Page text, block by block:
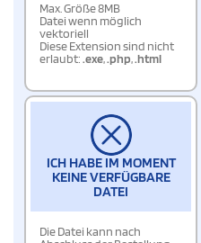
Max. Größe 8MB
Datei wenn möglich
vektoriell
Diese Extension sind nicht
erlaubt:.exe,.php,.html
ICH HABE IM MOMENT
KEINE VERFÜGBARE
DATEI
Die Datei kann nach